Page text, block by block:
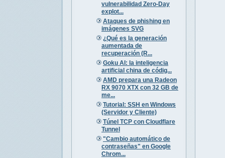
vulnerabilidad Zero-Day
explot...
Ataques de phishing en
imágenes SVG
¿Qué es la generación
aumentada de
recuperación (R...
Goku AI: la inteligencia
artificial china de códig...
AMD prepara una Radeon
RX 9070 XTX con 32 GB de
me...
Tutorial: SSH en Windows
(Servidor y Cliente)
Túnel TCP con Cloudflare
Tunnel
"Cambio automático de
contraseñas" en Google
Chrom...